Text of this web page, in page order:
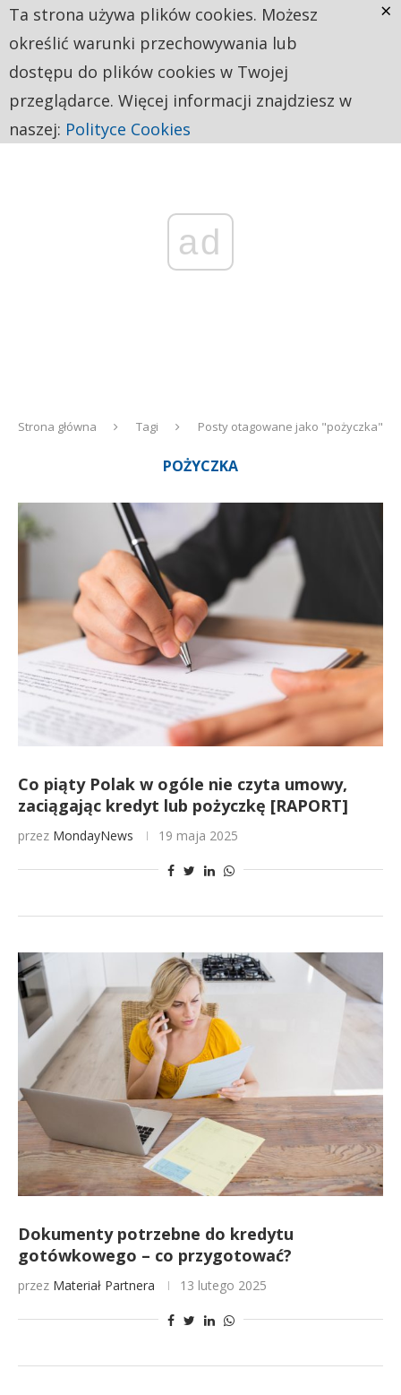
ad
Strona główna Tagi Posty otagowane jako "pożyczka"
POŻYCZKA
Co piąty Polak w ogóle nie czyta umowy,
zaciągając kredyt lub pożyczkę [RAPORT]
przez MondayNews 19 maja 2025
Dokumenty potrzebne do kredytu
gotówkowego – co przygotować?
przez Materiał Partnera 13 lutego 2025
Ta strona używa plików cookies. Możesz
określić warunki przechowywania lub
dostępu do plików cookies w Twojej
przeglądarce. Więcej informacji znajdziesz w
naszej: Polityce Cookies
×